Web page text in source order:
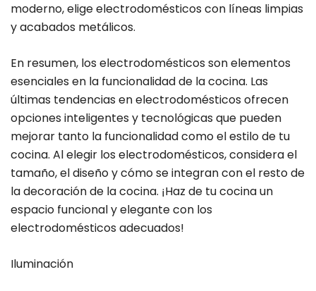
moderno, elige electrodomésticos con líneas limpias
y acabados metálicos.
En resumen, los electrodomésticos son elementos
esenciales en la funcionalidad de la cocina. Las
últimas tendencias en electrodomésticos ofrecen
opciones inteligentes y tecnológicas que pueden
mejorar tanto la funcionalidad como el estilo de tu
cocina. Al elegir los electrodomésticos, considera el
tamaño, el diseño y cómo se integran con el resto de
la decoración de la cocina. ¡Haz de tu cocina un
espacio funcional y elegante con los
electrodomésticos adecuados!
Iluminación